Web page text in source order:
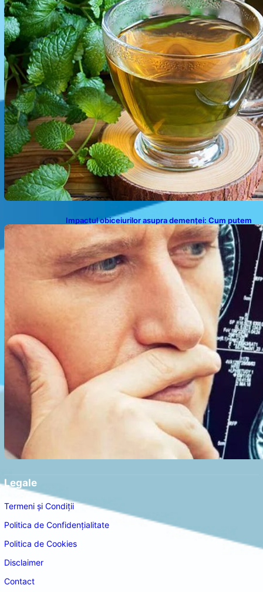
Impactul obiceiurilor asupra demenței: Cum putem
preveni îmbătrânirea prematură a creierului
Legale
Termeni și Condiții
Politica de Confidențialitate
Politica de Cookies
Disclaimer
Contact